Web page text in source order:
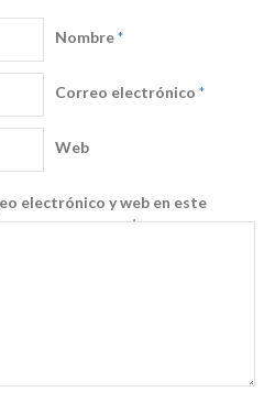
Nombre*
Correo electrónico *
Web
electrónico y web en este
vez que comente.